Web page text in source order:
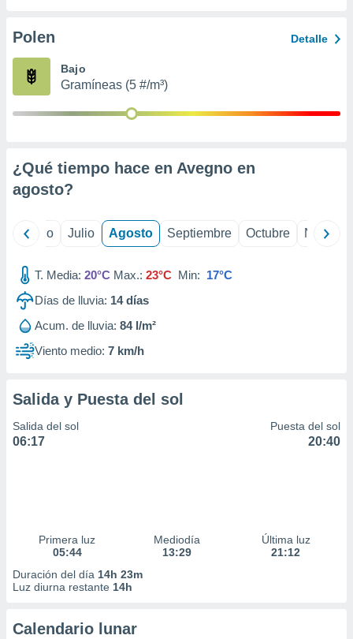
e
mediante
de
1199
Polen Detalle
Bajo
Gramíneas (5 #/m³)
¿Qué tiempo hace en Avegno en
agosto?
Junio Julio Agosto Septiembre Octubre
T. Media: 20°C Max.: 23°C Min: 17°C
Días de lluvia: 14días
Acum. de lluvia: 84 l/m²
Viento medio: 7 km/h
Salida y Puesta del sol
Salida del sol
06:17
Puesta del sol
20:40
Primera luz
05:44
Mediodía
13:29
Última luz
21:12
Duración del día 14h 23m
Luz diurna restante 14h
Calendario lunar